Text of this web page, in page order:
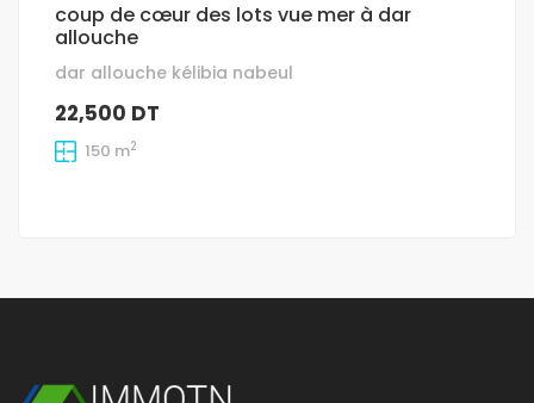
coup de cœur des lots vue mer à dar
allouche
dar allouche kélibia nabeul
22,500 DT
150 m2